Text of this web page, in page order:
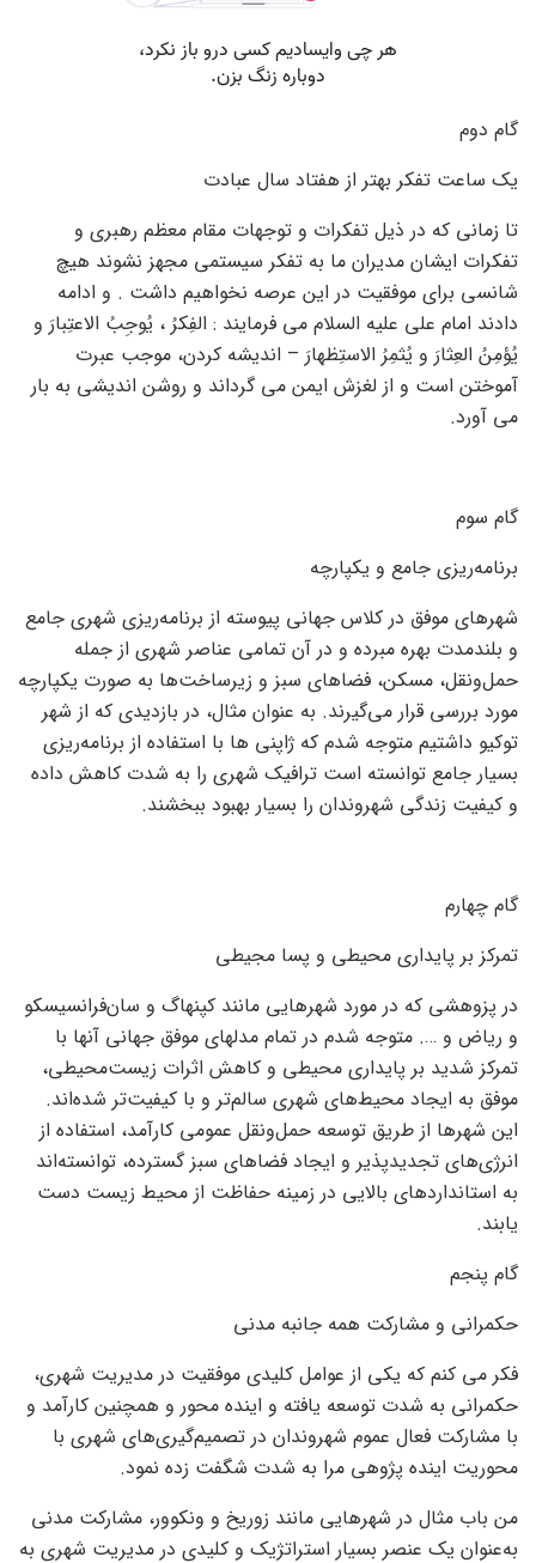
گام دوم
یک ساعت تفکر بهتر از هفتاد سال عبادت
تا زمانی که در ذیل تفکرات و توجهات مقام معظم رهبری و
تفکرات ایشان مدیران ما به تفکر سیستمی مجهز نشوند هیچ
شانسی برای موفقیت در این عرصه نخواهیم داشت . و ادامه
دادند امام على عليه السلام می فرمایند : الفِكرُ ، يُوجِبُ الاعتِبارَ و
يُؤمِنُ العِثارَ و يُثمِرُ الاستِظهارَ – انديشه كردن، موجب عبرت
آموختن است و از لغزش ايمن مى گرداند و روشن انديشى به بار
مى آورد.
گام سوم
برنامه‌ریزی جامع و یکپارچه
شهرهای موفق در کلاس جهانی پیوسته از برنامه‌ریزی شهری جامع
و بلندمدت بهره مبرده و در آن تمامی عناصر شهری از جمله
حمل‌ونقل، مسکن، فضاهای سبز و زیرساخت‌ها به صورت یکپارچه
مورد بررسی قرار می‌گیرند. به عنوان مثال، در بازدیدی که از شهر
توکیو داشتیم متوجه شدم که ژاپنی ها با استفاده از برنامه‌ریزی
بسیار جامع توانسته است ترافیک شهری را به شدت کاهش داده
و کیفیت زندگی شهروندان را بسیار بهبود ببخشند.
گام چهارم
تمرکز بر پایداری محیطی و پسا مجیطی
در پزوهشی که در مورد شهرهایی مانند کپنهاگ و سان‌فرانسیسکو
و ریاض و …. متوجه شدم در تمام مدلهای موفق جهانی آنها با
تمرکز شدید بر پایداری محیطی و کاهش اثرات زیست‌محیطی،
موفق به ایجاد محیط‌های شهری سالم‌تر و با کیفیت‌تر شده‌اند.
این شهرها از طریق توسعه حمل‌ونقل عمومی کارآمد، استفاده از
انرژی‌های تجدیدپذیر و ایجاد فضاهای سبز گسترده، توانسته‌اند
به استانداردهای بالایی در زمینه حفاظت از محیط زیست دست
یابند.
گام پنجم
حکمرانی و مشارکت همه جانبه مدنی
فکر می کنم که یکی از عوامل کلیدی موفقیت در مدیریت شهری،
حکمرانی به شدت توسعه یافته و اینده محور و همچنین کارآمد و
با مشارکت فعال عموم شهروندان در تصمیم‌گیری‌های شهری با
محوریت اینده پژوهی مرا به شدت شگفت زده نمود.
من باب مثال در شهرهایی مانند زوریخ و ونکوور، مشارکت مدنی
به‌عنوان یک عنصر بسیار استراتژیک و کلیدی در مدیریت شهری به